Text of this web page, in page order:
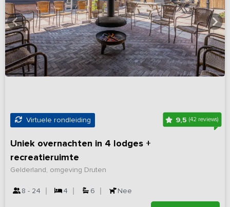
Virtuele rondleiding 9,5(42 reviews)
Uniek overnachten in 4 lodges +
recreatieruimte
Gelderland, omgeving Druten
8 - 24 4 6 Nee